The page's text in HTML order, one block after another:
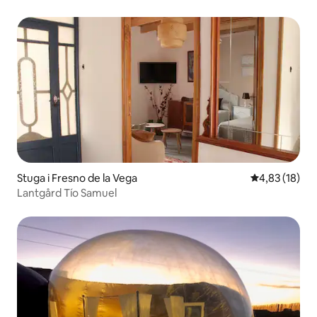
Stuga i Fresno de la Vega 4,83 av 5 i
4,83 (18)
Lantgård Tío Samuel